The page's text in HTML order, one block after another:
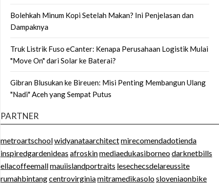
Bolehkah Minum Kopi Setelah Makan? Ini Penjelasan dan
Dampaknya
Truk Listrik Fuso eCanter: Kenapa Perusahaan Logistik Mulai
"Move On" dari Solar ke Baterai?
Gibran Blusukan ke Bireuen: Misi Penting Membangun Ulang
"Nadi" Aceh yang Sempat Putus
PARTNER
metroartschoolwidyanataarchitectmirecomendadotienda
inspiredgardenideas afroskinmediaedukasiborneodarknetbills
ellacoffeemallmauiislandportraits lesechecsdelareussite
rumahbintangcentrovirginiamitramedikasolosloveniaonbike